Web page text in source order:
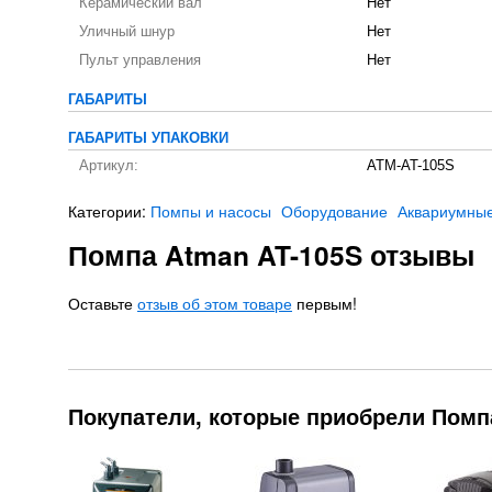
Керамический вал
Нет
Уличный шнур
Нет
Пульт управления
Нет
ГАБАРИТЫ
ГАБАРИТЫ УПАКОВКИ
Артикул:
ATM-AT-105S
Категории: Помпы и насосы Оборудование
Помпа Atman AT-105S отзывы
Оставьте отзыв об этом товаре первым!
Покупатели, которые приобрели